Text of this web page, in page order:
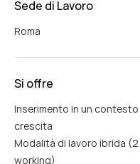
Sede di Lavoro
Roma
Si offre
Inserimento in un
crescita
Modalità di lavoro ibrida
working)